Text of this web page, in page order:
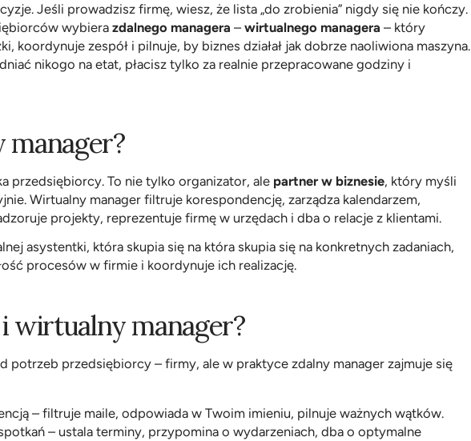
Jeśli prowadzisz firmę, wiesz, że lista „do zrobienia” nigdy się nie kończy.
wybiera zdalnego managera – wirtualnego managera – który
koordynuje zespół i pilnuje, by biznes działał jak dobrze naoliwiona maszyna.
nikogo na etat, płacisz tylko za realnie przepracowane godziny i
manager?
przedsiębiorcy. To nie tylko organizator, ale partner w biznesie, który myśli
Wirtualny manager filtruje korespondencję, zarządza kalendarzem,
projekty, reprezentuje firmę w urzędach i dba o relacje z klientami.
asystentki, która skupia się na która skupia się na konkretnych zadaniach,
procesów w firmie i koordynuje ich realizację.
wirtualny manager?
potrzeb przedsiębiorcy – firmy, ale w praktyce zdalny manager zajmuje się
– filtruje maile, odpowiada w Twoim imieniu, pilnuje ważnych wątków.
– ustala terminy, przypomina o wydarzeniach, dba o optymalne